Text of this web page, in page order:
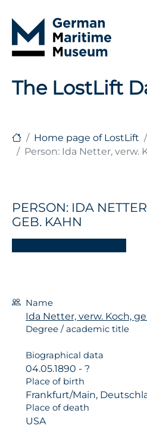
The LostLift
Home page of LostLift
Person: Ida Netter, verw.
PERSON: IDA
GEB. KAHN
Name
Ida Netter, verw. Koch,
Degree / academic title
Biographical data
04.05.1890 - ?
Place of birth
Frankfurt/Main,
Place of death
USA